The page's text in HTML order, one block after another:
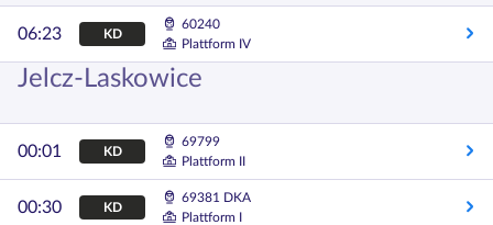
06:23 KD
60240
Plattform IV
Jelcz-Laskowice
00:01 KD
69799
Plattform II
00:30 KD
69381 DKA
Plattform I